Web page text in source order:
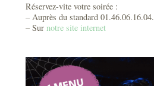
Réservez-vite votre soirée :
– Auprès du standard 01.46.06.16.04.
– Sur notre site internet